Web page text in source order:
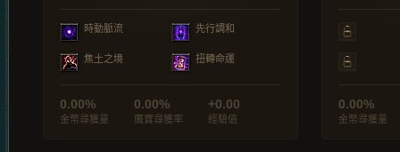
時動脈流 先行調和
焦土之境 扭轉命運
0.00%
金幣尋獲量
0.00%
魔寶尋獲率
+0.00
經驗值
0.00%
金幣尋獲量